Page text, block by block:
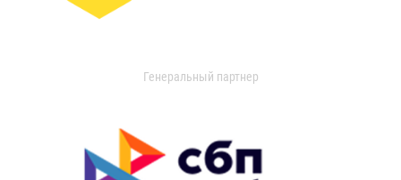
Генеральный партнер